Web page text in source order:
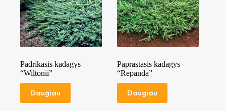
Padrikasis kadagys
“Wiltonii”
Daugiau
Paprastasis kadagys
“Repanda”
Daugiau